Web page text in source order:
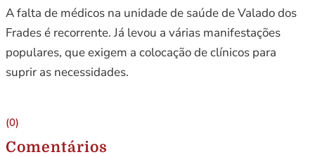
A falta de médicos na unidade de saúde de Valado dos
Frades é recorrente. Já levou a várias manifestações
populares, que exigem a colocação de clínicos para
suprir as necessidades.
(0)
Comentários